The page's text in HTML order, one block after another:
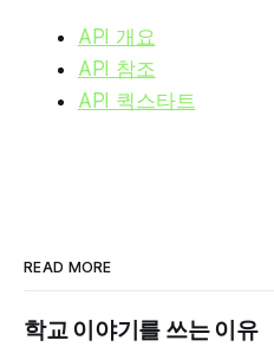
API 개요
API 참조
API 퀵스타트
READ MORE
학교 이야기를 쓰는 이유